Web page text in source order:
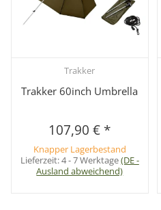
Trakker
Trakker 60inch Umbrella
107,90 € *
Knapper Lagerbestand
Lieferzeit:4 - 7 Werktage(DE -
Ausland abweichend)